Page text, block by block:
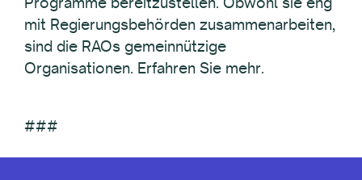
mit Regierungsbehörden zusammenarbeiten,
sind die RAOs gemeinnützige
Organisationen. Erfahren Sie mehr.
###